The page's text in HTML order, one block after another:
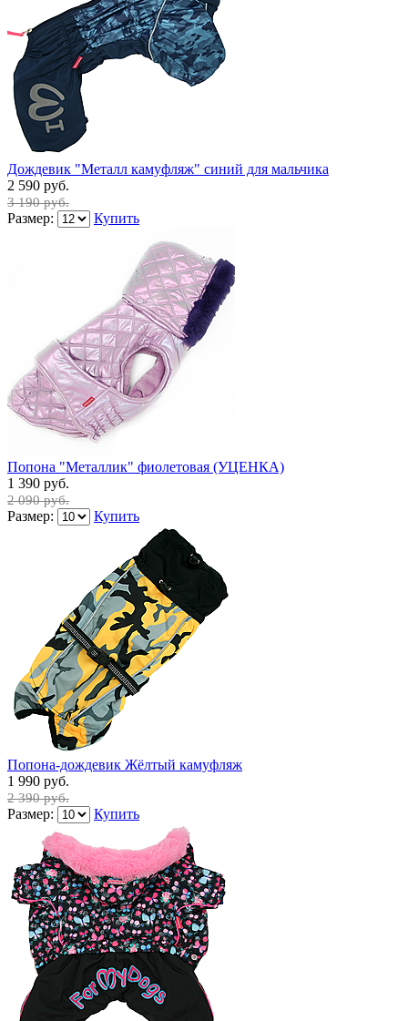
Дождевик "Металл камуфляж" синий для мальчика
2 590 руб.
3 190 руб.
Размер: Купить
Попона "Металлик" фиолетовая (УЦЕНКА)
1 390 руб.
2 090 руб.
Размер: Купить
Попона-дождевик Жёлтый камуфляж
1 990 руб.
2 390 руб.
Размер: Купить